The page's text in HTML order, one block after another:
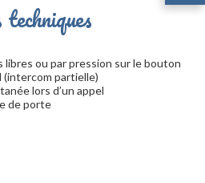
libres ou par pression sur le bouton
(intercom partielle)
lors d’un appel
de porte